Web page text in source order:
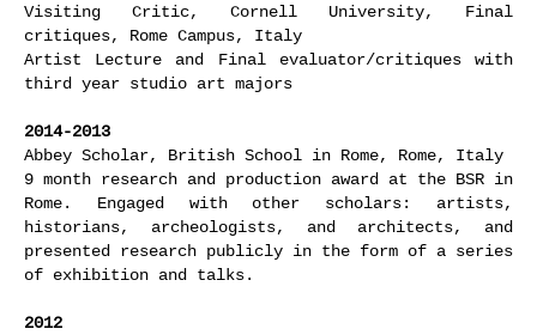
Visiting Critic, Cornell University, Final
critiques, Rome Campus, Italy
Artist Lecture and Final evaluator/critiques with
third year studio art majors
2014-2013
Abbey Scholar, British School in Rome, Rome, Italy
9 month research and production award at the BSR in
Rome. Engaged with other scholars: artists,
historians, archeologists, and architects, and
presented research publicly in the form of a series
of exhibition and talks.
2012